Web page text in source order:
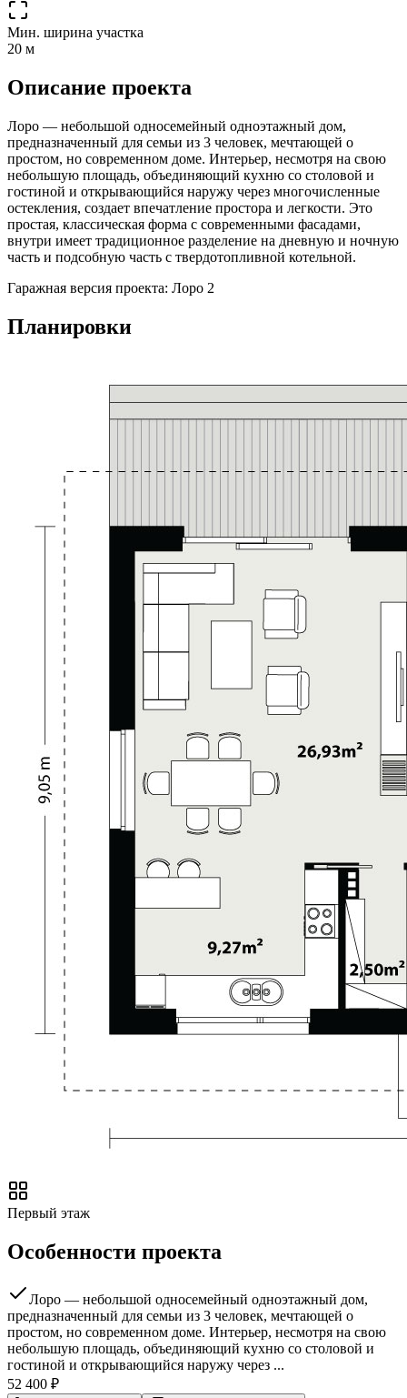
Мин. ширина участка
20 м
Описание проекта
Лоро — небольшой односемейный одноэтажный дом,
предназначенный для семьи из 3 человек, мечтающей о
простом, но современном доме. Интерьер, несмотря на свою
небольшую площадь, объединяющий кухню со столовой и
гостиной и открывающийся наружу через многочисленные
остекления, создает впечатление простора и легкости. Это
простая, классическая форма с современными фасадами,
внутри имеет традиционное разделение на дневную и ночную
часть и подсобную часть с твердотопливной котельной.
Гаражная версия проекта: Лоро 2
Планировки
Первый этаж
Особенности проекта
Лоро — небольшой односемейный одноэтажный дом,
предназначенный для семьи из 3 человек, мечтающей о
простом, но современном доме. Интерьер, несмотря на свою
небольшую площадь, объединяющий кухню со столовой и
гостиной и открывающийся наружу через ...
52 400 ₽